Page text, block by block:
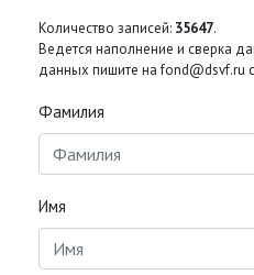
Количество записей: 35647.
Ведется наполнение и сверка
данных пишите на fond@dsvf.ru
Фамилия
Имя